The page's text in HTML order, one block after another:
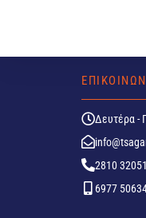
Δευτέρα -
2810
6977